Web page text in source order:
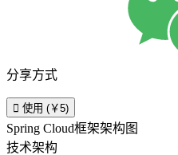
分享方式
 使用 (￥5)
Spring Cloud框架架构图
技术架构